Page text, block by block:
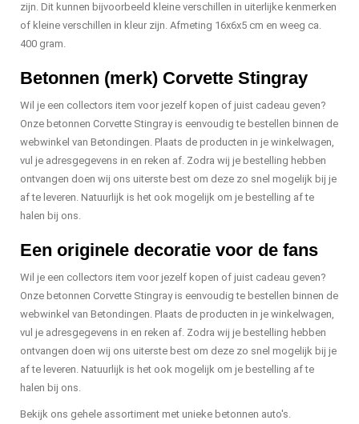
zijn. Dit kunnen bijvoorbeeld kleine verschillen in uiterlijke kenmerken
of kleine verschillen in kleur zijn. Afmeting 16x6x5 cm en weeg ca.
400 gram.
Betonnen (merk) Corvette Stingray
Wil je een collectors item voor jezelf kopen of juist cadeau geven?
Onze betonnen Corvette Stingray is eenvoudig te bestellen binnen de
webwinkel van Betondingen. Plaats de producten in je winkelwagen,
vul je adresgegevens in en reken af. Zodra wij je bestelling hebben
ontvangen doen wij ons uiterste best om deze zo snel mogelijk bij je
af te leveren. Natuurlijk is het ook mogelijk om je bestelling af te
halen bij ons.
Een originele decoratie voor de fans
Wil je een collectors item voor jezelf kopen of juist cadeau geven?
Onze betonnen Corvette Stingray is eenvoudig te bestellen binnen de
webwinkel van Betondingen. Plaats de producten in je winkelwagen,
vul je adresgegevens in en reken af. Zodra wij je bestelling hebben
ontvangen doen wij ons uiterste best om deze zo snel mogelijk bij je
af te leveren. Natuurlijk is het ook mogelijk om je bestelling af te
halen bij ons.
Bekijk ons gehele assortiment met unieke betonnen auto's.